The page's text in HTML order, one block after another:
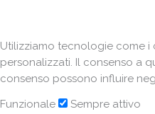
Utilizziamo tecnologie come i
personalizzati. Il consenso a
consenso possono influire
Funzionale
Sempre attivo